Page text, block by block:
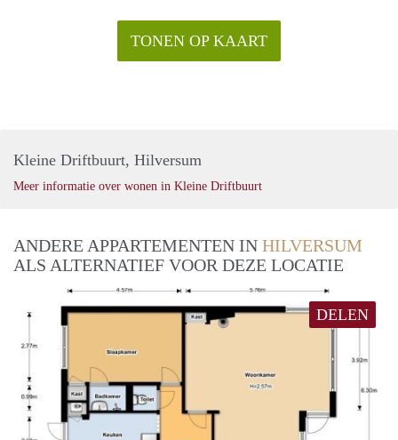
TONEN OP KAART
Kleine Driftbuurt, Hilversum
Meer informatie over wonen in Kleine Driftbuurt
ANDERE APPARTEMENTEN IN HILVERSUM
ALS ALTERNATIEF VOOR DEZE LOCATIE
DELEN